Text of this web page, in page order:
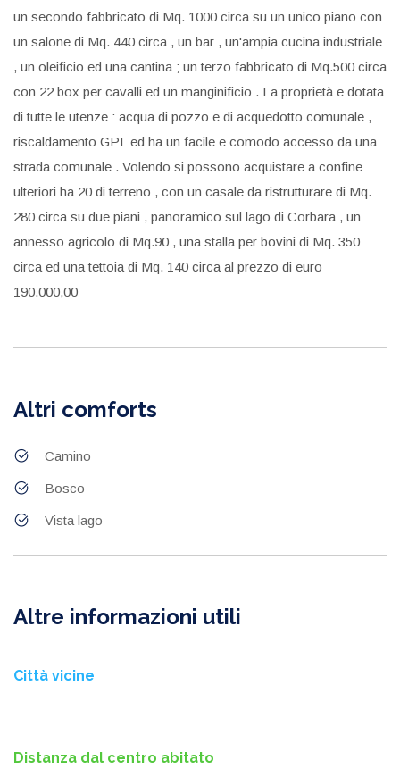
un secondo fabbricato di Mq. 1000 circa su un unico piano con
un salone di Mq. 440 circa , un bar , un'ampia cucina industriale
, un oleificio ed una cantina ; un terzo fabbricato di Mq.500 circa
con 22 box per cavalli ed un manginificio . La proprietà e dotata
di tutte le utenze : acqua di pozzo e di acquedotto comunale ,
riscaldamento GPL ed ha un facile e comodo accesso da una
strada comunale . Volendo si possono acquistare a confine
ulteriori ha 20 di terreno , con un casale da ristrutturare di Mq.
280 circa su due piani , panoramico sul lago di Corbara , un
annesso agricolo di Mq.90 , una stalla per bovini di Mq. 350
circa ed una tettoia di Mq. 140 circa al prezzo di euro
190.000,00
Altri comforts
Camino
Bosco
Vista lago
Altre informazioni utili
Città vicine
-
Distanza dal centro abitato